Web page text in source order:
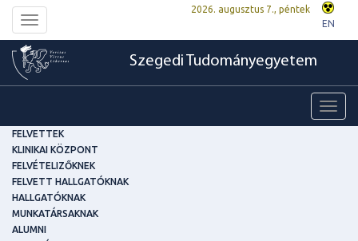
Toggle
navigation
2026. augusztus 7., péntek
EN
Szegedi Tudományegyetem
FELVETTEK
KLINIKAI KÖZPONT
FELVÉTELIZŐKNEK
FELVETT HALLGATÓKNAK
HALLGATÓKNAK
MUNKATÁRSAKNAK
ALUMNI